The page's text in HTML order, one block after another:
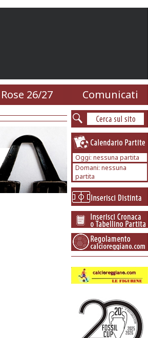
Rose 26/27 Comunicati
Oggi: nessuna partita
Domani: nessuna
partita